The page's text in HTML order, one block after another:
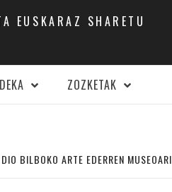
EUSKARAZ SHARETU
ZOZKETAK
BILBOKO ARTE EDERREN MUSEOARI